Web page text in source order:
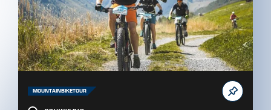
MOUNTAINBIKETOUR